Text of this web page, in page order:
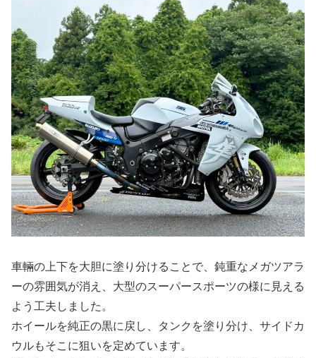
車輛の上下を大胆に塗り分けることで、鈍重なメガツアラ
ーの雰囲気が消え、大型のスーパースポーツの様に見える
よう工夫しました。
ホイールを純正の黒に戻し、タンクを塗り分け、サイドカ
ウルもそこに狙いを定めています。